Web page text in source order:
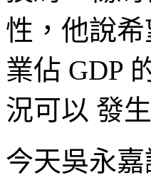
性，他說
業佔 GDP
況可以 發生
今天吳永